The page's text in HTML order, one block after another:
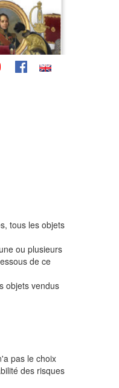
tous les objets
ou plusieurs
de ce
objets vendus
pas le choix
des risques